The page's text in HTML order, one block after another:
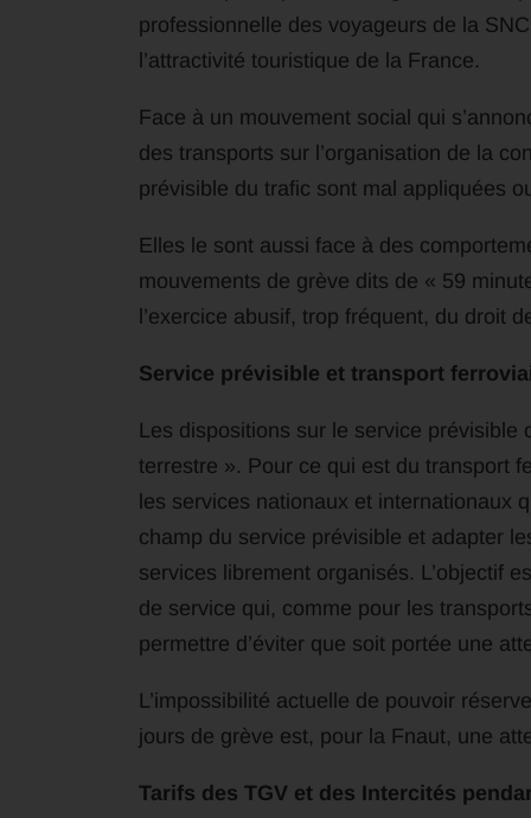
professionnelle des voyageurs de la
l’attractivité touristique de la France.
Face à un mouvement social qui
des transports sur l’organisation de la
prévisible du trafic sont mal appliquées
Elles le sont aussi face à des
mouvements de grève dits de « 59
l’exercice abusif, trop fréquent, du droit
Service prévisible et transport
Les dispositions sur le service prévisible
terrestre ». Pour ce qui est du transport
les services nationaux et internationaux
champ du service prévisible et adapter
services librement organisés. L’objectif
de service qui, comme pour les
permettre d’éviter que soit portée une
L’impossibilité actuelle de pouvoir
jours de grève est, pour la Fnaut, une
Tarifs des TGV et des Intercités